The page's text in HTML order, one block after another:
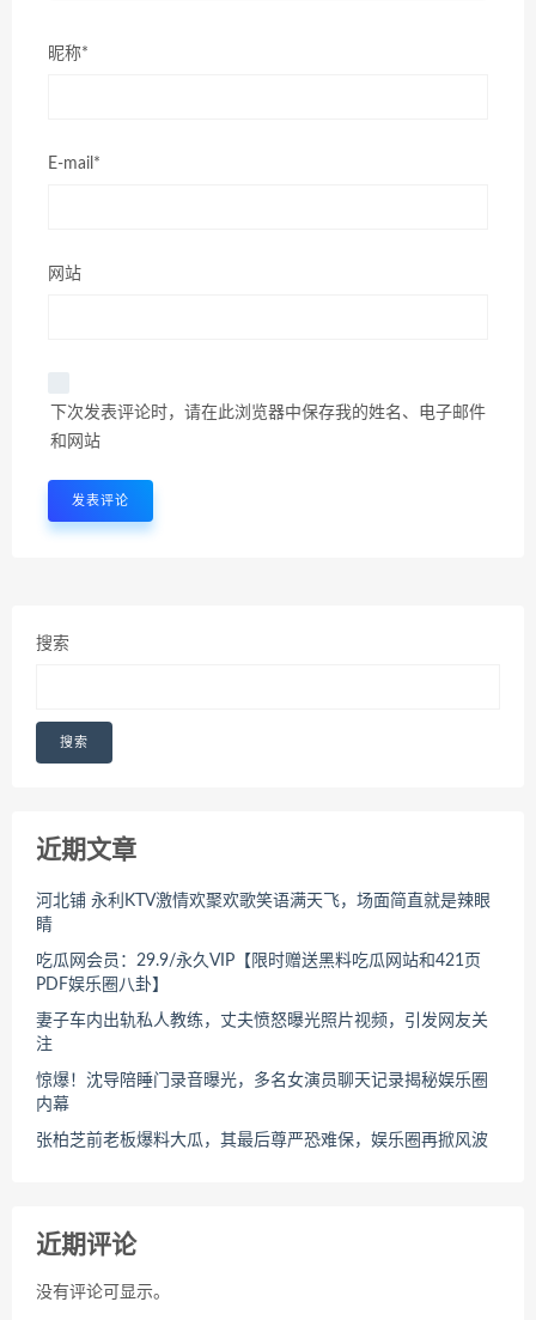
昵称*
E-mail*
网站
下次发表评论时，请在此浏览器中保存我的姓名、电子邮件
和网站
搜索
搜索
近期文章
河北铺 永利KTV激情欢聚欢歌笑语满天飞，场面简直就是辣眼
睛
吃瓜网会员：29.9/永久VIP【限时赠送黑料吃瓜网站和421页
PDF娱乐圈八卦】
妻子车内出轨私人教练，丈夫愤怒曝光照片视频，引发网友关
注
惊爆！沈导陪睡门录音曝光，多名女演员聊天记录揭秘娱乐圈
内幕
张柏芝前老板爆料大瓜，其最后尊严恐难保，娱乐圈再掀风波
近期评论
没有评论可显示。